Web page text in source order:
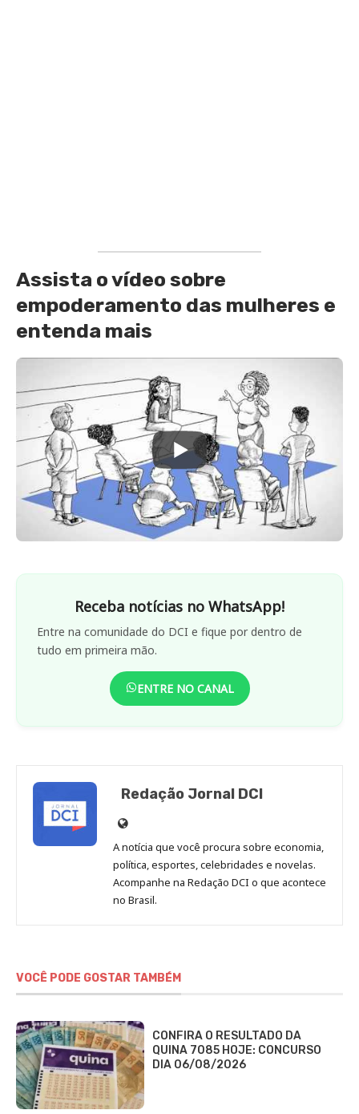
Assista o vídeo sobre
empoderamento das mulheres e
entenda mais
Receba notícias no WhatsApp!
Entre na comunidade do DCI e fique por dentro de
tudo em primeira mão.
ENTRE NO CANAL
Redação Jornal DCI
Site
de
Redação
Jornal
DCI
A notícia que você procura sobre economia,
política, esportes, celebridades e novelas.
Acompanhe na Redação DCI o que acontece
no Brasil.
VOCÊ PODE GOSTAR TAMBÉM
CONFIRA O RESULTADO DA
QUINA 7085 HOJE: CONCURSO
DIA 06/08/2026